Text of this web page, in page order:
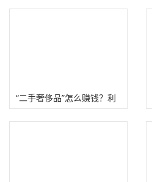
“二手奢侈品”怎么赚钱？利
润惊人！